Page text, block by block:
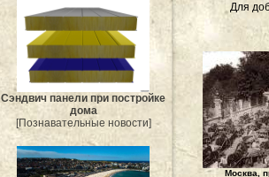
Сэндвич панели при постройке
дома
[Познавательные новости]
Для
Москва,